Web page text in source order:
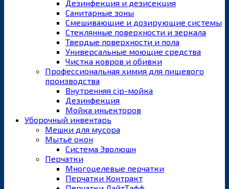
Дезинфекция и дезисекция
Санитарные зоны
Смешивающие и дозирующие системы
Стеклянные поверхности и зеркала
Твердые поверхности и пола
Универсальные моющие средства
Чистка ковров и обивки
Профессиональная химия для пищевого
производства
Внутренняя cip-мойка
Дезинфекция
Мойка иньекторов
Уборочный инвентарь
Мешки для мусора
Мытьё окон
Система Эволюшн
Перчатки
Многоцелевые перчатки
Перчатки Контракт